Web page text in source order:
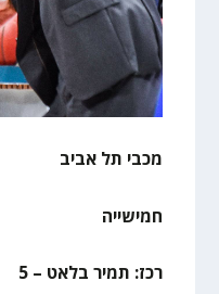
מכבי תל אביב
חמישייה
רכז: תמיר בלאט – 5